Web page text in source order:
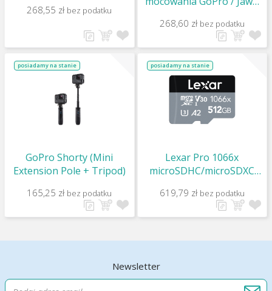
268,55 zł bez podatku
268,60 zł bez podatku
posiadamy na stanie
GoPro Shorty (Mini
Extension Pole + Tripod)
165,25 zł bez podatku
posiadamy na stanie
Lexar Pro 1066x
microSDHC/microSDXC
512Gb
619,79 zł bez podatku
Newsletter